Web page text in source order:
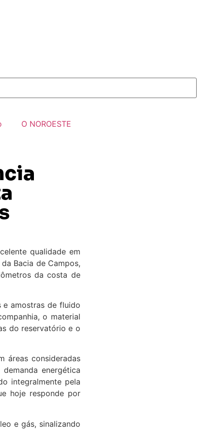
O NOROESTE
qualidade em
Bacia de Campos,
da costa de
amostras de fluido
o material
do reservatório e o
áreas consideradas
energética
integralmente pela
hoje responde por
e gás, sinalizando